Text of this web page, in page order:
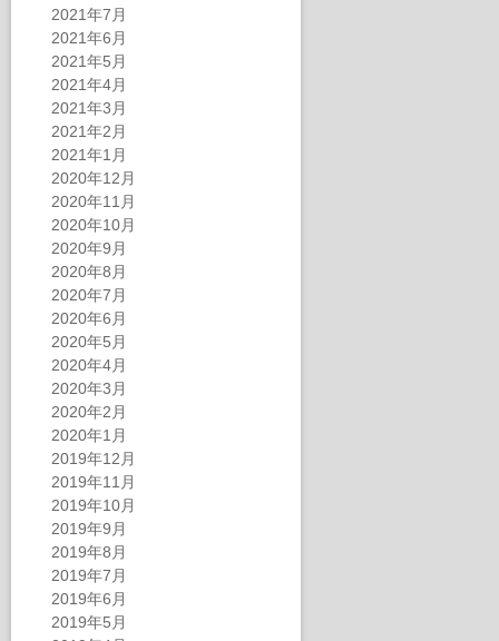
2021年7月
2021年6月
2021年5月
2021年4月
2021年3月
2021年2月
2021年1月
2020年12月
2020年11月
2020年10月
2020年9月
2020年8月
2020年7月
2020年6月
2020年5月
2020年4月
2020年3月
2020年2月
2020年1月
2019年12月
2019年11月
2019年10月
2019年9月
2019年8月
2019年7月
2019年6月
2019年5月